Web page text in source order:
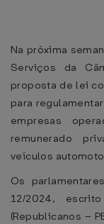
Na próxima
Serviços da
proposta de lei
para
empresas
remunerado
veículos
Os
12/2024,
(Republicanos –